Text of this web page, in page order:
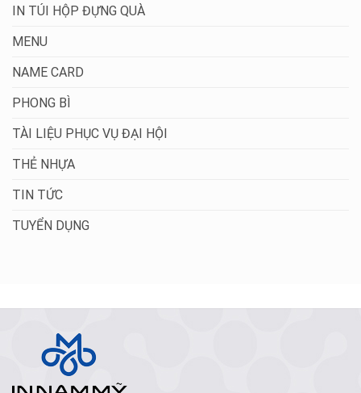
IN TÚI HỘP ĐỰNG QUÀ
MENU
NAME CARD
PHONG BÌ
TÀI LIỆU PHỤC VỤ ĐẠI HỘI
THẺ NHỰA
TIN TỨC
TUYỂN DỤNG